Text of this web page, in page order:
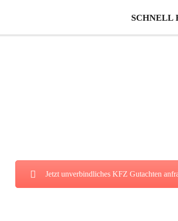
SCHNELL
Jetzt unverbindliches KFZ Gutachten